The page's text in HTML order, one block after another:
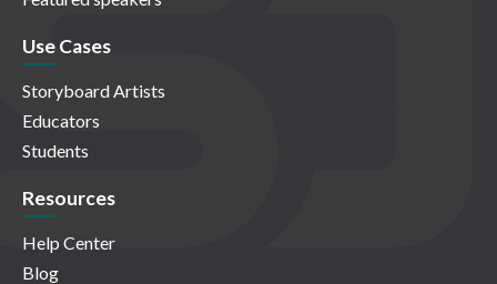
Use Cases
Storyboard Artists
Educators
Students
Resources
Help Center
Blog